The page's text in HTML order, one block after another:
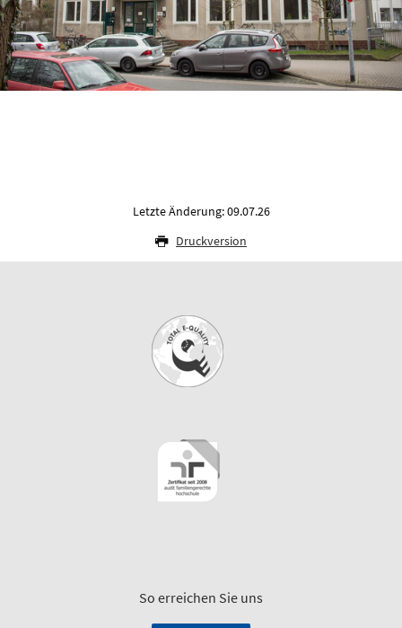
Letzte Änderung: 09.07.26
Druckversion
So erreichen Sie uns